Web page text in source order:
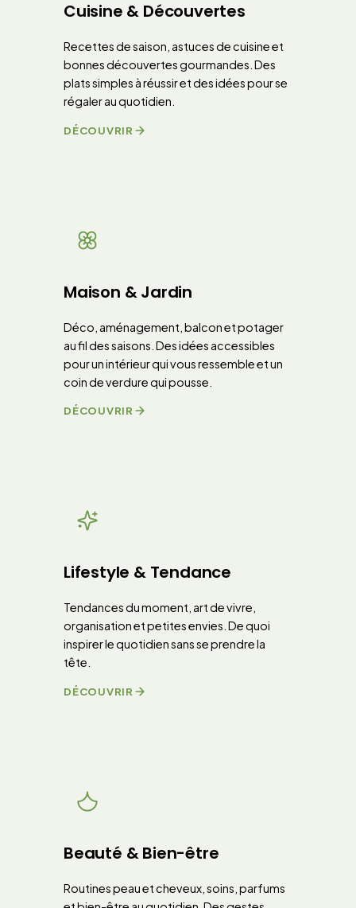
Cuisine & Découvertes
Recettes de saison, astuces de cuisine et
bonnes découvertes gourmandes. Des
plats simples à réussir et des idées pour se
régaler au quotidien.
DÉCOUVRIR
Maison & Jardin
Déco, aménagement, balcon et potager
au fil des saisons. Des idées accessibles
pour un intérieur qui vous ressemble et un
coin de verdure qui pousse.
DÉCOUVRIR
Lifestyle & Tendance
Tendances du moment, art de vivre,
organisation et petites envies. De quoi
inspirer le quotidien sans se prendre la
tête.
DÉCOUVRIR
Beauté & Bien-être
Routines peau et cheveux, soins, parfums